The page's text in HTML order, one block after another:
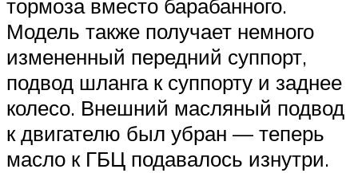
тормоза вместо барабанного.
Модель также получает немного
измененный передний суппорт,
подвод шланга к суппорту и заднее
колесо. Внешний масляный подвод
к двигателю был убран — теперь
масло к ГБЦ подавалось изнутри.